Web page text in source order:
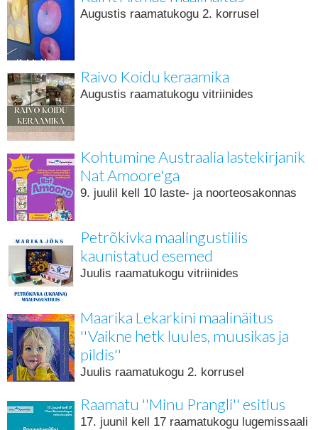
Augustis raamatukogu 2. korrusel
Raivo Koidu keraamika
Augustis raamatukogu vitriinides
Kohtumine Austraalia lastekirjanik
Nat Amoore'ga
9. juulil kell 10 laste- ja noorteosakonnas
Petrõkivka maalingustiilis
kaunistatud esemed
Juulis raamatukogu vitriinides
Maarika Lekarkini maalinäitus
''Vaikne hetk luules, muusikas ja
pildis''
Juulis raamatukogu 2. korrusel
Raamatu ''Minu Prangli'' esitlus
17. juunil kell 17 raamatukogu lugemissaali